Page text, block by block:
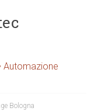
Automazione
Bologna